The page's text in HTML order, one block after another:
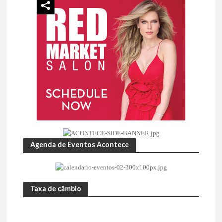
Agenda de Eventos Acontece
Taxa de câmbio